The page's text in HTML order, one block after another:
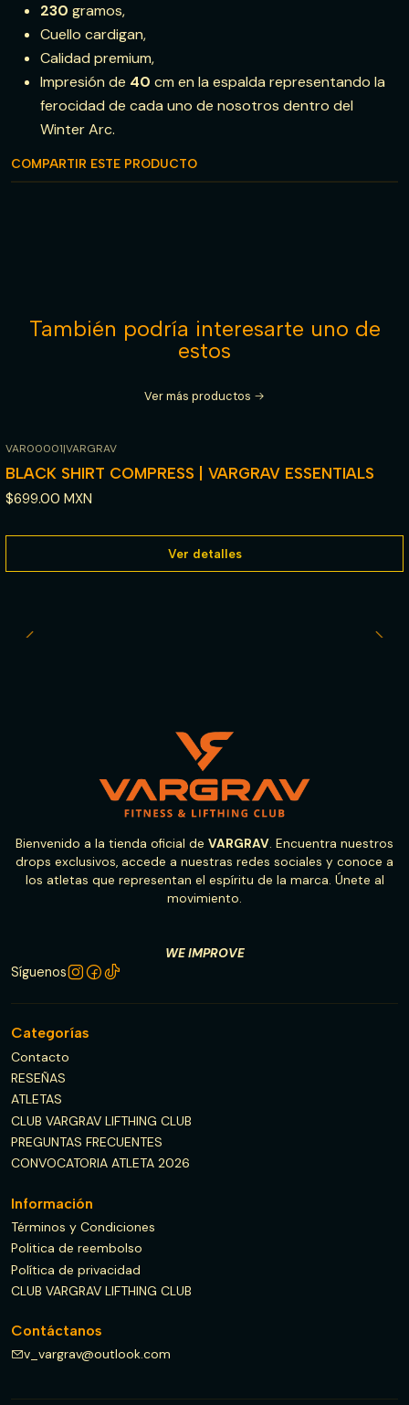
230 gramos,
Cuello cardigan,
Calidad premium,
Impresión de 40 cm en la espalda representando la
ferocidad de cada uno de nosotros dentro del
Winter Arc.
COMPARTIR ESTE PRODUCTO
También podría interesarte uno de
estos
Ver más productos
VAR00001|VARGRAV
BLACK SHIRT COMPRESS | VARGRAV ESSENTIALS
$699.00 MXN
Ver detalles
Bienvenido a la tienda oficial de VARGRAV. Encuentra nuestros
drops exclusivos, accede a nuestras redes sociales y conoce a
los atletas que representan el espíritu de la marca. Únete al
movimiento.
WE IMPROVE
Síguenos
Categorías
Contacto
RESEÑAS
ATLETAS
CLUB VARGRAV LIFTHING CLUB
PREGUNTAS FRECUENTES
CONVOCATORIA ATLETA 2026
Información
Términos y Condiciones
Politica de reembolso
Política de privacidad
CLUB VARGRAV LIFTHING CLUB
Contáctanos
v_vargrav@outlook.com